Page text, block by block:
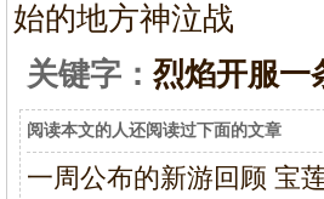
始的地方神泣战
关键字： 烈焰开服一
阅读本文的人还阅读过下面的文章
一周公布的新游回顾 宝